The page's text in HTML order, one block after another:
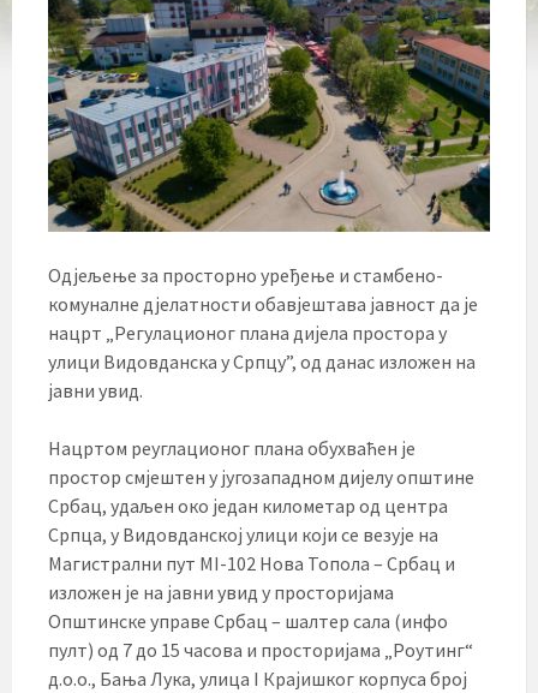
Одјељење за просторно уређење и стамбено-
комуналне дјелатности обавјештава јавност да је
нацрт „Регулационог плана дијела простора у
улици Видовданска у Српцу”, од данас изложен на
јавни увид.
Нацртом реуглационог плана обухваћен је
простор смјештен у југозападном дијелу општине
Србац, удаљен око један километар од центра
Српца, у Видовданској улици који се везује на
Магистрални пут MI-102 Нова Топола – Србац и
изложен је на јавни увид у просторијама
Општинске управе Србац – шалтер сала (инфо
пулт) од 7 до 15 часова и просторијама „Роутинг“
д.о.о., Бања Лука, улица I Крајишког корпуса број